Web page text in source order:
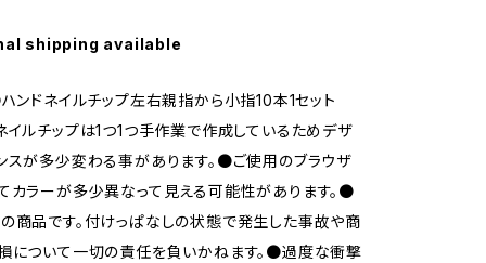
shipping available
ンドネイルチップ左右親指から小指10本1セット
ルチップは1つ1つ手作業で作成しているためデザ
スが多少変わる事があります。●ご使用のブラウザ
カラーが多少異なって見える可能性があります。●
商品です。付けっぱなしの状態で発生した事故や商
について一切の責任を負いかねます。●過度な衝撃